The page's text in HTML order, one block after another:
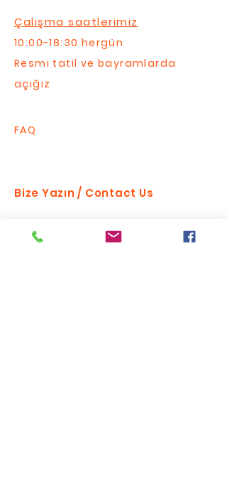
Çalışma saatlerimiz
10:00-18:30 hergün
Resmi tatil ve bayramlarda
açığız
FAQ
Bize Yazın / Contact Us